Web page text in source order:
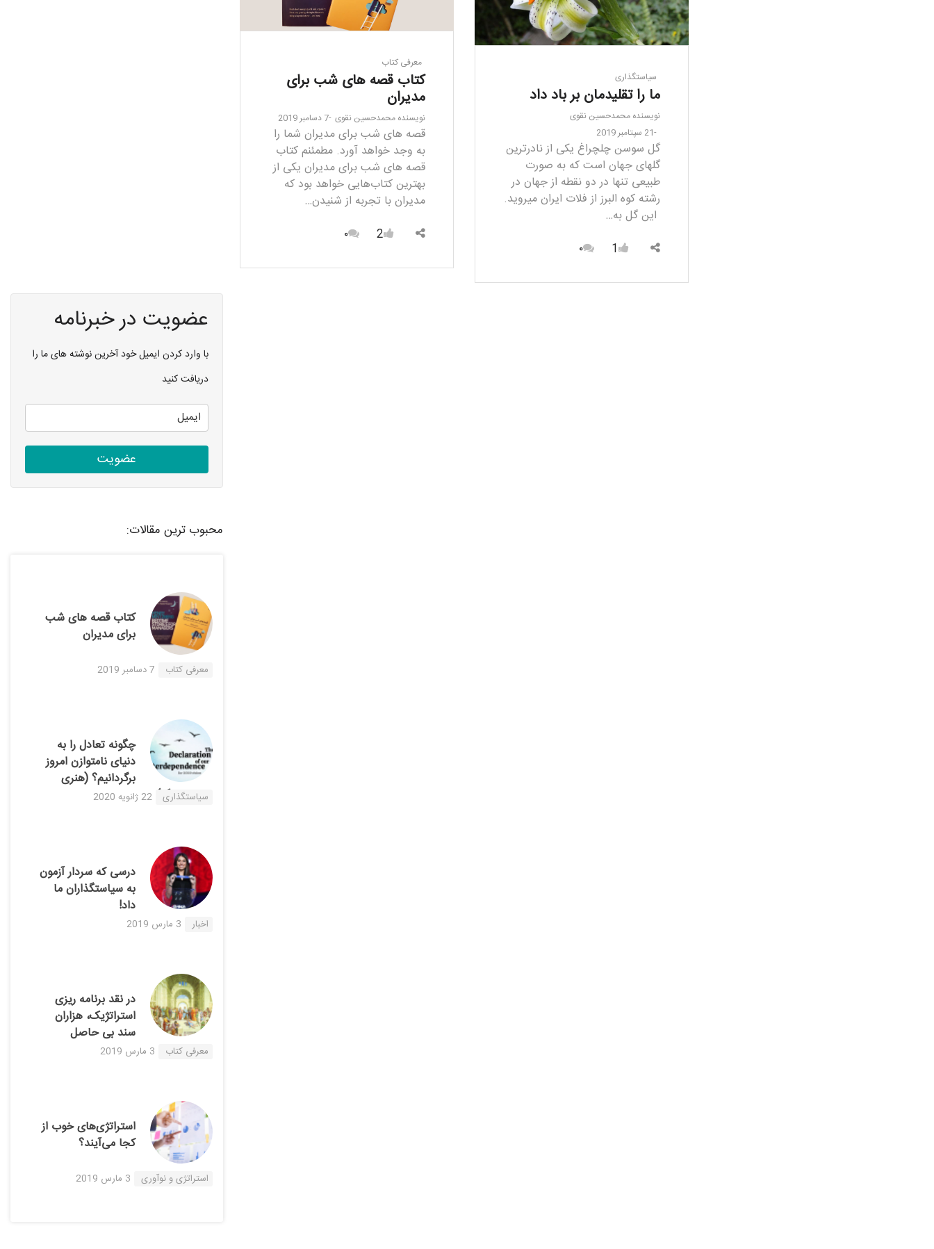
معرفی کتاب
کتاب قصه های شب برای
مدیران
نویسندهمحمدحسین نقوی 7 دسامبر 2019
قصه های شب برای مدیران شما را
به وجد خواهد آورد. مطمئنم کتاب
قصه های شب برای مدیران یکی از
بهترین کتاب­‌هایی خواهد بود که
مدیران با تجربه از شنیدن…
2
۰
سیاستگذاری
ما را تقلیدمان بر باد داد
نویسندهمحمدحسین نقوی
21 سپتامبر 2019
گل سوسن چلچراغ یکی از نادرترین
گلهای جهان است که به صورت
طبیعی تنها در دو نقطه از جهان در
رشته کوه البرز از فلات ایران می­روید.
این گل به…
1
۰
عضویت در خبرنامه
با وارد کردن ایمیل خود آخرین نوشته های ما را
دریافت کنید
عضویت
محبوب ترین مقالات:
کتاب قصه های شب
برای مدیران
معرفی کتاب 7 دسامبر 2019
چگونه تعادل را به
دنیای نامتوازن امروز
برگردانیم؟ (هنری
مینتزبرگ)
سیاستگذاری 22 ژانویه 2020
درسی که سردار آزمون
به سیاستگذاران ما
داد!
اخبار 3 مارس 2019
در نقد برنامه ریزی
استراتژیک، هزاران
سند بی حاصل
معرفی کتاب 3 مارس 2019
استراتژی‌های خوب از
کجا می‌آیند؟
استراتژی و نوآوری 3 مارس 2019